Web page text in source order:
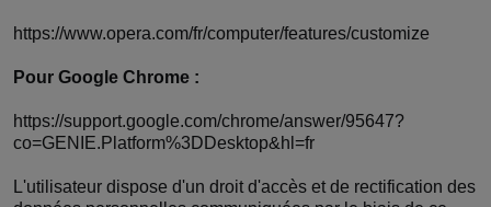
https://www.opera.com/fr/computer/features/customize
Pour Google Chrome :
https://support.google.com/chrome/answer/95647?
co=GENIE.Platform%3DDesktop&hl=fr
L'utilisateur dispose d'un droit d'accès et de rectification des